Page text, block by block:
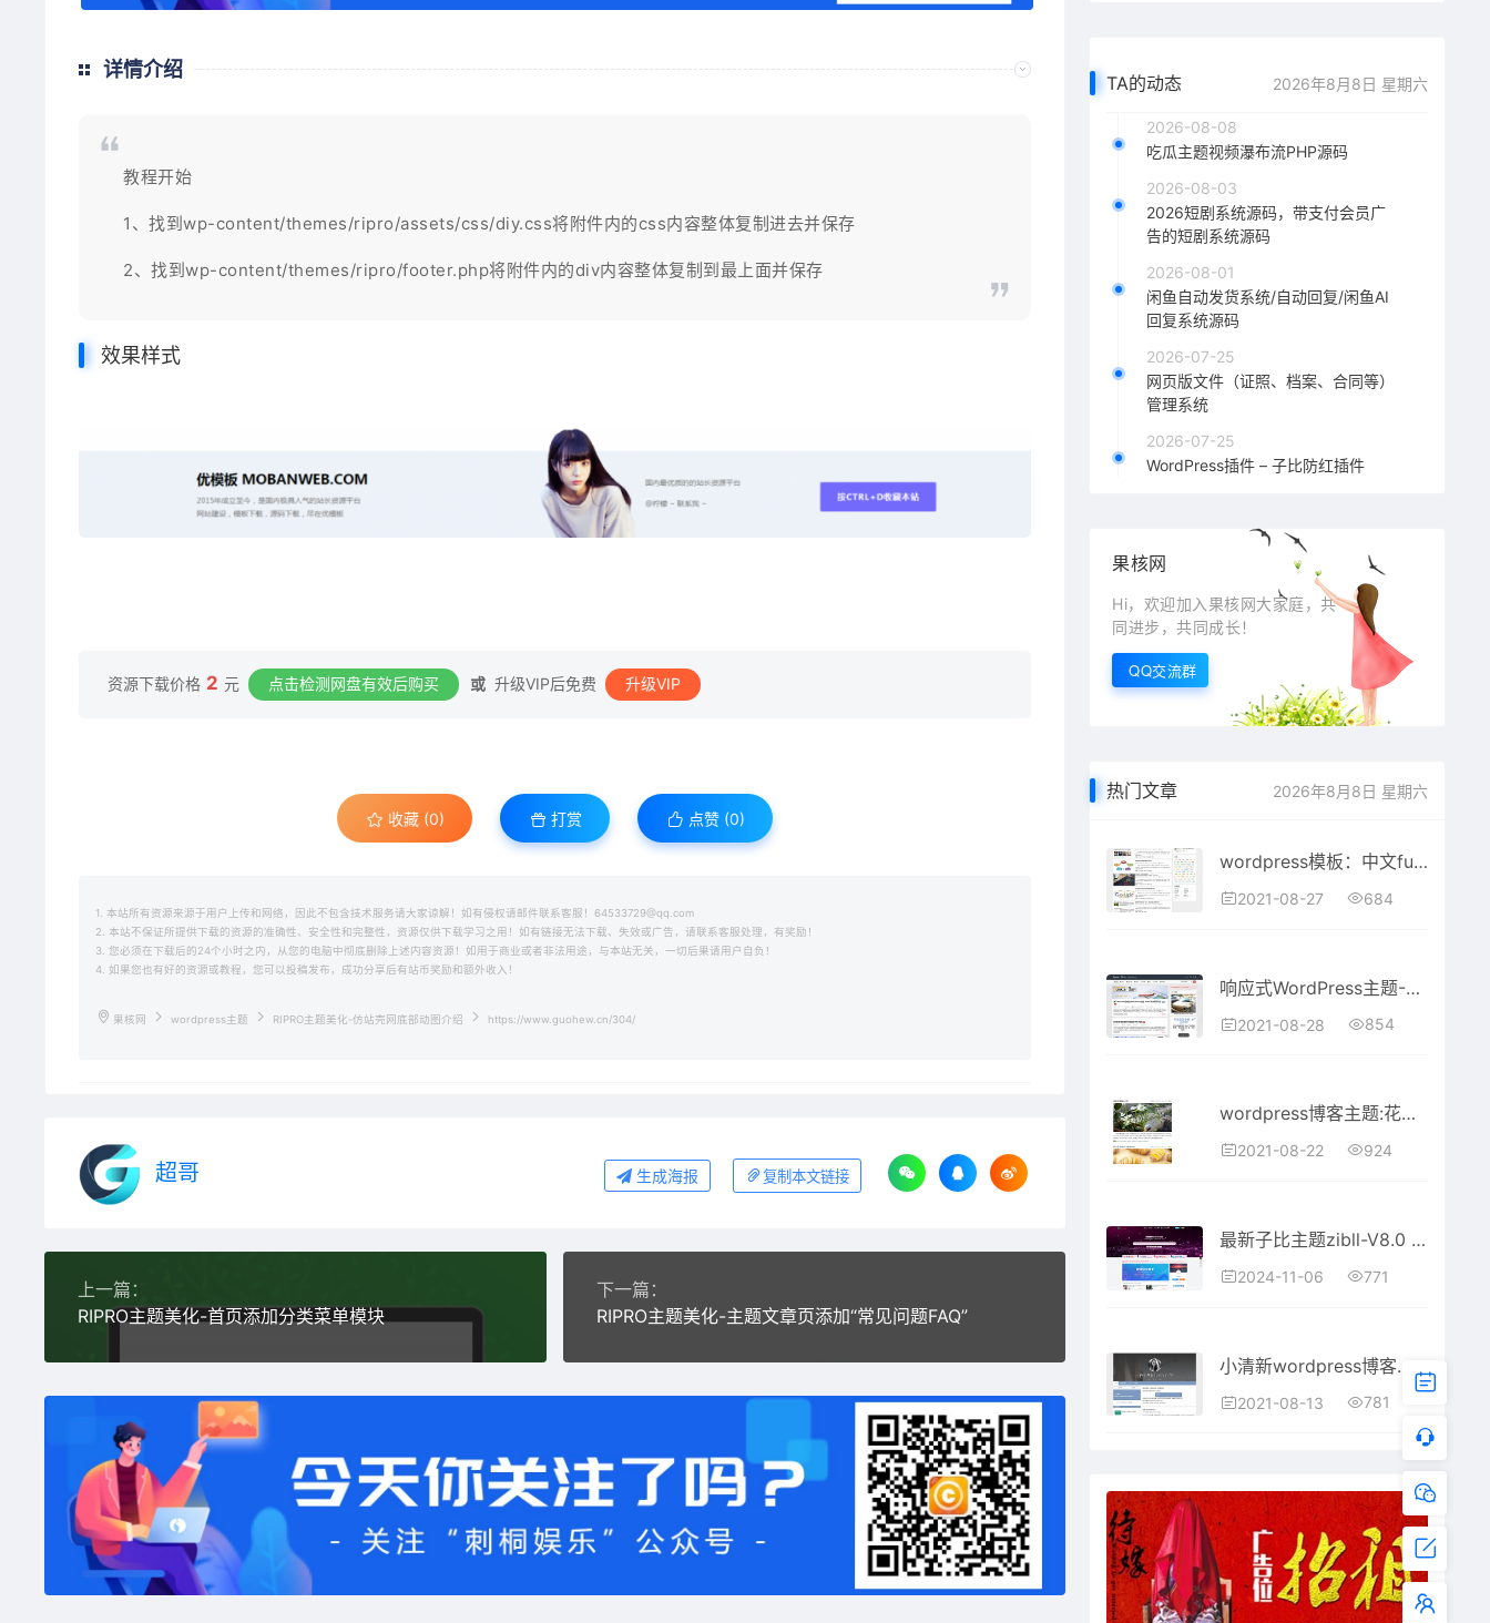
详情介绍
教程开始
1、找到wp-content/themes/ripro/assets/css/diy.css将附件内的css内容整体复制进去并保存
2、找到wp-content/themes/ripro/footer.php将附件内的div内容整体复制到最上面并保存
效果样式
资源下载价格 2 元 点击检测网盘有效后购买 或 升级VIP后免费 升级VIP
收藏 (0) 打赏 点赞 (0)
1. 本站所有资源来源于用户上传和网络，因此不包含技术服务请大家谅解！如有侵权请邮件联系客服！64533729@qq.com
2. 本站不保证所提供下载的资源的准确性、安全性和完整性，资源仅供下载学习之用！如有链接无法下载、失效或广告，请联系客服处理，有奖励！
3. 您必须在下载后的24个小时之内，从您的电脑中彻底删除上述内容资源！如用于商业或者非法用途，与本站无关，一切后果请用户自负！
4. 如果您也有好的资源或教程，您可以投稿发布，成功分享后有站币奖励和额外收入！
果核网 wordpress主题 RIPRO主题美化-仿站壳网底部动图介绍 https://www.guohew.cn/304/
超哥 生成海报 复制本文链接
上一篇：
RIPRO主题美化-首页添加分类菜单模块
下一篇：
RIPRO主题美化-主题文章页添加“常见问题FAQ”
TA的动态 2026年8月8日 星期六
2026-08-08
吃瓜主题视频瀑布流PHP源码
2026-08-03
2026短剧系统源码，带支付会员广
告的短剧系统源码
2026-08-01
闲鱼自动发货系统/自动回复/闲鱼AI
回复系统源码
2026-07-25
网页版文件（证照、档案、合同等）
管理系统
2026-07-25
WordPress插件 – 子比防红插件
果核网
Hi，欢迎加入果核网大家庭，共
同进步，共同成长！
QQ交流群
热门文章 2026年8月8日 星期六
wordpress模板：中文funUIUI主题
2021-08-27 684
响应式WordPress主题-9iphp
2021-08-28 854
wordpress博客主题:花园时光大图宽屏博客模板
2021-08-22 924
最新子比主题zibll-V8.0 开心版源码 | WordPress主题源码
2024-11-06 771
小清新wordpress博客主题forget
2021-08-13 781